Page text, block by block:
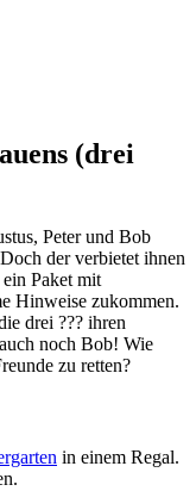
(drei
Peter und Bob
der verbietet ihnen
Paket mit
Hinweise zukommen.
drei ??? ihren
noch Bob! Wie
zu retten?
in einem Regal.